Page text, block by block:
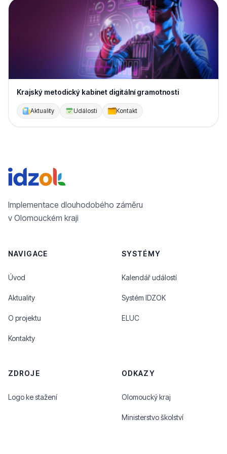
Krajský metodický kabinet digitální gramotnosti
Aktuality Události Kontakt
Implementace dlouhodobého záměru
v Olomouckém kraji
NAVIGACE
Úvod
Aktuality
O projektu
Kontakty
SYSTÉMY
Kalendář událostí
Systém IDZOK
ELUC
ZDROJE
Logo ke stažení
ODKAZY
Olomoucký kraj
Ministerstvo školství